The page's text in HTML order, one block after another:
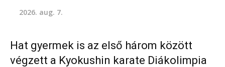
2026. aug. 7.
Hat gyermek is az első három között
végzett a Kyokushin karate Diákolimpia